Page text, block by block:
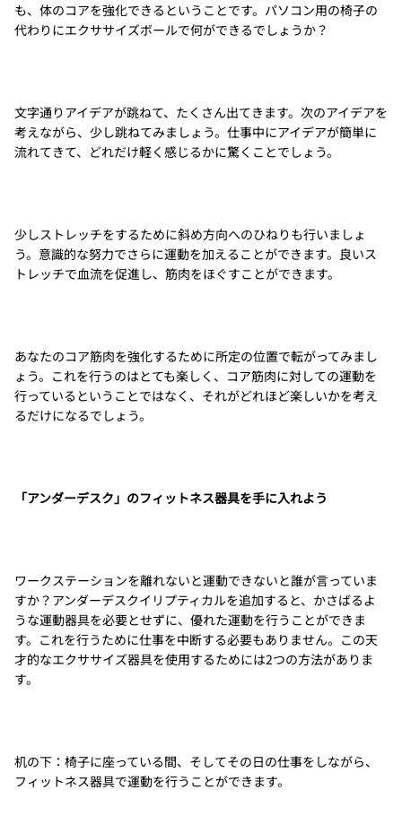
も、体のコアを強化できるということです。パソコン用の椅子の
代わりにエクササイズボールで何ができるでしょうか？
文字通りアイデアが跳ねて、たくさん出てきます。次のアイデアを
考えながら、少し跳ねてみましょう。仕事中にアイデアが簡単に
流れてきて、どれだけ軽く感じるかに驚くことでしょう。
少しストレッチをするために斜め方向へのひねりも行いましょ
う。意識的な努力でさらに運動を加えることができます。良いス
トレッチで血流を促進し、筋肉をほぐすことができます。
あなたのコア筋肉を強化するために所定の位置で転がってみまし
ょう。これを行うのはとても楽しく、コア筋肉に対しての運動を
行っているということではなく、それがどれほど楽しいかを考え
るだけになるでしょう。
「アンダーデスク」のフィットネス器具を手に入れよう
ワークステーションを離れないと運動できないと誰が言っていま
すか？アンダーデスクイリプティカルを追加すると、かさばるよ
うな運動器具を必要とせずに、優れた運動を行うことができま
す。これを行うために仕事を中断する必要もありません。この天
才的なエクササイズ器具を使用するためには2つの方法がありま
す。
机の下：椅子に座っている間、そしてその日の仕事をしながら、
フィットネス器具で運動を行うことができます。